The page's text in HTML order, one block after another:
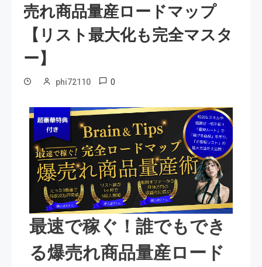
売れ商品量産ロードマップ
【リスト最大化も完全マスタ
ー】
phi72110 0
最速で稼ぐ！誰でもでき
る爆売れ商品量産ロード